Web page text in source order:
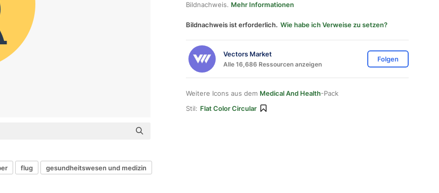
Bildnachweis. Mehr Informationen
Bildnachweis ist erforderlich. Wie habe ich Verweise zu setzen?
Vectors Market
Alle 16,686 Ressourcen anzeigen
Folgen
Weitere Icons aus dem Medical And Health-Pack
Stil: Flat Color Circular
flug gesundheitswesen und medizin